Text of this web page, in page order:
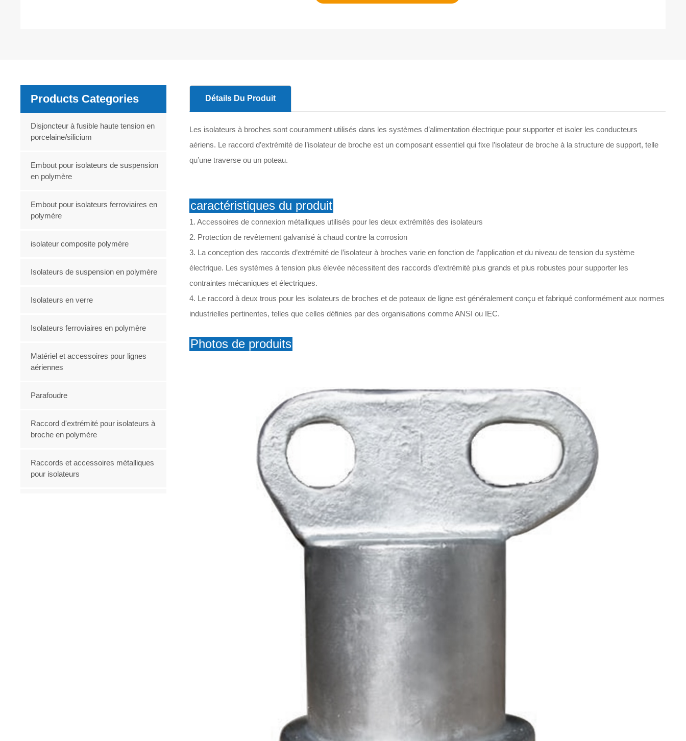
Détails Du Produit
Les isolateurs à broches sont couramment utilisés dans les systèmes d’alimentation électrique pour supporter et isoler les conducteurs
aériens. Le raccord d’extrémité de l’isolateur de broche est un composant essentiel qui fixe l’isolateur de broche à la structure de support, telle
qu’une traverse ou un poteau.
caractéristiques du produit
1. Accessoires de connexion métalliques utilisés pour les deux extrémités des isolateurs
2. Protection de revêtement galvanisé à chaud contre la corrosion
3. La conception des raccords d’extrémité de l’isolateur à broches varie en fonction de l’application et du niveau de tension du système
électrique. Les systèmes à tension plus élevée nécessitent des raccords d’extrémité plus grands et plus robustes pour supporter les
contraintes mécaniques et électriques.
4. Le raccord à deux trous pour les isolateurs de broches et de poteaux de ligne est généralement conçu et fabriqué conformément aux normes
industrielles pertinentes, telles que celles définies par des organisations comme ANSI ou IEC.
Photos de produits
Products Categories
Disjoncteur à fusible haute tension en
porcelaine/silicium
Embout pour isolateurs de suspension
en polymère
Embout pour isolateurs ferroviaires en
polymère
isolateur composite polymère
Isolateurs de suspension en polymère
Isolateurs en verre
Isolateurs ferroviaires en polymère
Matériel et accessoires pour lignes
aériennes
Parafoudre
Raccord d'extrémité pour isolateurs à
broche en polymère
Raccords et accessoires métalliques
pour isolateurs